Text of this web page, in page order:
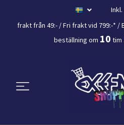
frakt från 49:- /Fri frakt vid 799:-* /
beställning om 10 tim